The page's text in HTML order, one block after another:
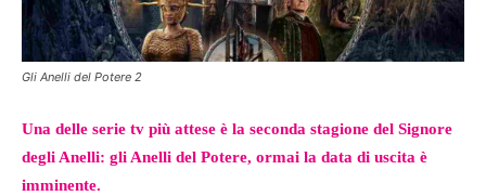
Gli Anelli del Potere 2
Una delle serie tv più attese è la seconda stagione del Signore
degli Anelli: gli Anelli del Potere, ormai la data di uscita è
imminente.